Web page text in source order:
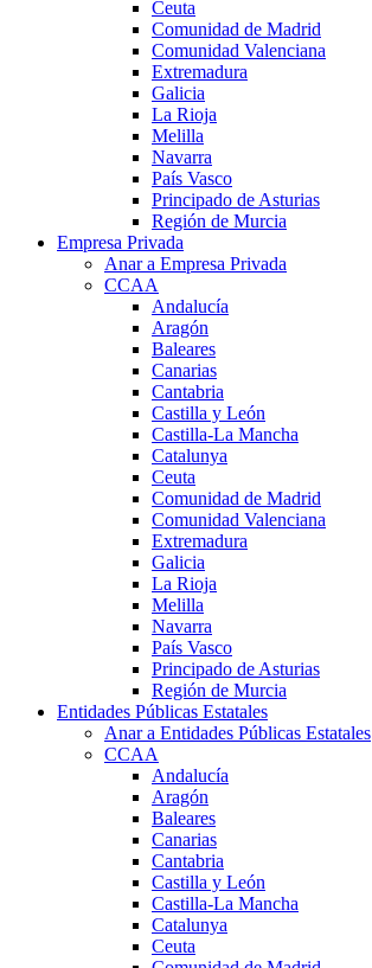
Ceuta
Comunidad de Madrid
Comunidad Valenciana
Extremadura
Galicia
La Rioja
Melilla
Navarra
País Vasco
Principado de Asturias
Región de Murcia
Empresa Privada
Anar a Empresa Privada
CCAA
Andalucía
Aragón
Baleares
Canarias
Cantabria
Castilla y León
Castilla-La Mancha
Catalunya
Ceuta
Comunidad de Madrid
Comunidad Valenciana
Extremadura
Galicia
La Rioja
Melilla
Navarra
País Vasco
Principado de Asturias
Región de Murcia
Entidades Públicas Estatales
Anar a Entidades Públicas Estatales
CCAA
Andalucía
Aragón
Baleares
Canarias
Cantabria
Castilla y León
Castilla-La Mancha
Catalunya
Ceuta